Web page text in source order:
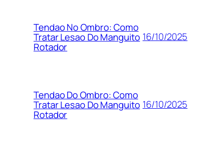
Tendao No Ombro: Como
Tratar Lesao Do Manguito
Rotador
16/10/2025
Tendao Do Ombro: Como
Tratar Lesao Do Manguito
Rotador
16/10/2025